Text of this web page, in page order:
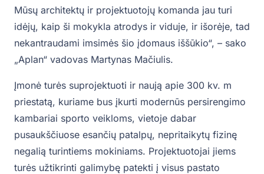
Mūsų architektų ir projektuotojų komanda jau turi
idėjų, kaip ši mokykla atrodys ir viduje, ir išorėje, tad
nekantraudami imsimės šio įdomaus iššūkio“, – sako
„Aplan“ vadovas Martynas Mačiulis.
Įmonė turės suprojektuoti ir naują apie 300 kv. m
priestatą, kuriame bus įkurti modernūs persirengimo
kambariai sporto veikloms, vietoje dabar
pusaukščiuose esančių patalpų, nepritaikytų fizinę
negalią turintiems mokiniams. Projektuotojai jiems
turės užtikrinti galimybę patekti į visus pastato